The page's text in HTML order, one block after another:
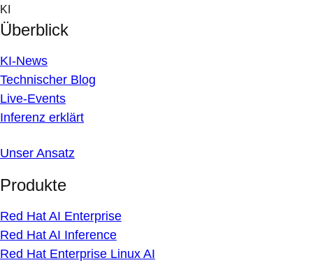
Skip
to
content
KI
Überblick
KI-News
Technischer Blog
Live-Events
Inferenz erklärt
Unser Ansatz
Produkte
Red Hat AI Enterprise
Red Hat AI Inference
Red Hat Enterprise Linux AI